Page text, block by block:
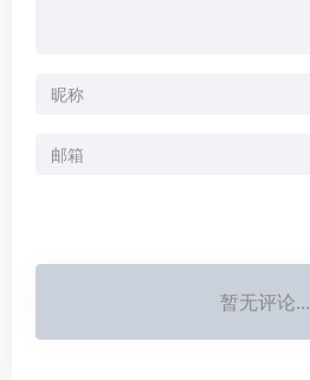
暂无评论...